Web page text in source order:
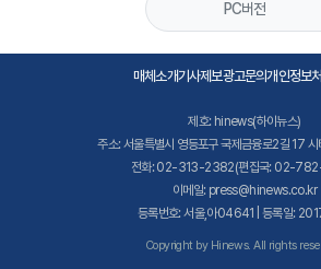
PC버전
매체소개기사제보광고문의개인정보
제호: hinews(하이뉴스)
주소: 서울특별시 영등포구 국제금융로2길 17
전화: 02-313-2382(편집국: 02-
이메일: press@hinews.co.kr
등록번호: 서울,아04641 | 등록일:
Copyright by Hinews. All rights